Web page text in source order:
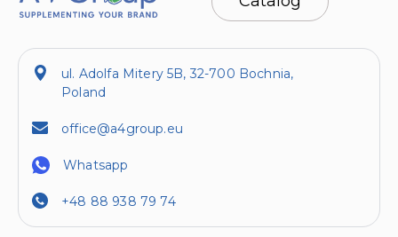
ul. Adolfa Mitery 5B, 32-700 Bochnia,
Poland
office@a4group.eu
Whatsapp
+48 88 938 79 74